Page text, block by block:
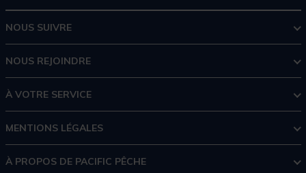
NOUS SUIVRE
NOUS REJOINDRE
À VOTRE SERVICE
MENTIONS LÉGALES
À PROPOS DE PACIFIC PÊCHE